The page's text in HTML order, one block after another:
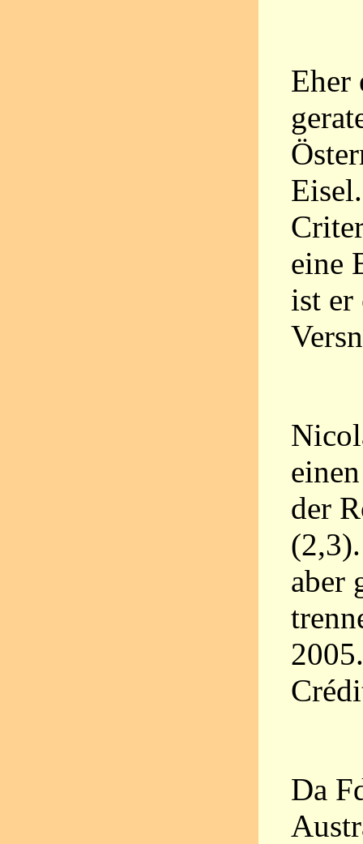
Eher
eine
ist er
der
aber
Da